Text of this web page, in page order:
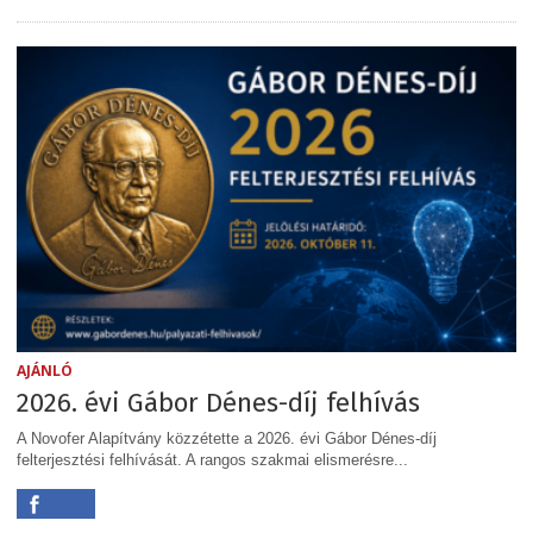
AJÁNLÓ
2026. évi Gábor Dénes-díj felhívás
A Novofer Alapítvány közzétette a 2026. évi Gábor Dénes-díj
felterjesztési felhívását. A rangos szakmai elismerésre...